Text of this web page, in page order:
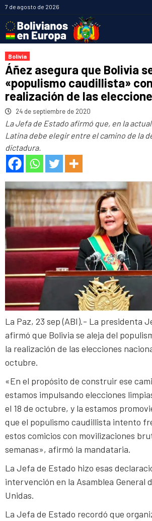
Saltar
contenido
7 de agosto de 2026
Bolivia
Áñez asegura que Bolivia
«populismo caudillista»
realización de las
24 de septiembre de 2020
La Jefa de Estado afirmó que, en la
Latina debe elegir entre el camino de la
dictadura.
La Paz, 23 sep (ABI).- La presidenta
afirmó que Bolivia se aleja del
la realización de las elecciones
octubre.
«En el propósito de construir ese
estamos impulsando elecciones
el 18 de octubre, y la estamos
que el populismo caudillista intento
estos comicios con movilizaciones
semanas», afirmó la mandataria.
La Jefa de Estado hizo esas
intervención en la Asamblea General
Unidas.
La Jefa de Estado recordó que